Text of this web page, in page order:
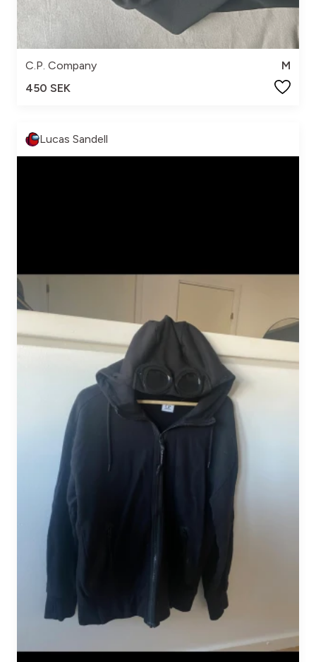
C.P. Company
M
450 SEK
Lucas Sandell